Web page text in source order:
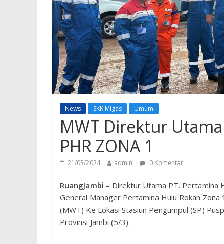
News SKK Migas Umum
MWT Direktur
PHR ZONA 1
21/03/2024 admin 0 Komentar
RuangJambi – Direktur Utama PT. Pertamina
General Manager Pertamina Hulu Rokan
(MWT) Ke Lokasi Stasiun Pengumpul (SP)
Provinsi Jambi (5/3).